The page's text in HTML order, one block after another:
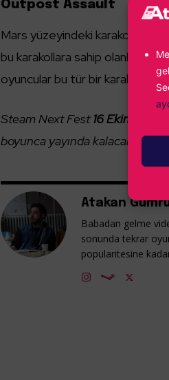
Outpost Assault
Mars yüzeyindeki karakollar ise
bu karakollara sahip olanlar
oyuncular bu tür bir karakolu ele
Steam Next Fest16 Ekim
boyunca yayında kalacak.
Atakan
Babadan gelme
sonunda tekrar
popülaritesine